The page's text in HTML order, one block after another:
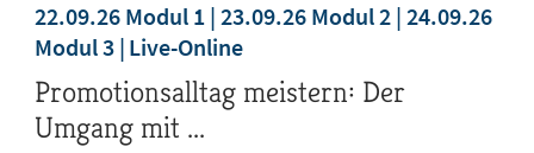
22.09.26 Modul 1 | 23.09.26 Modul 2 | 24.09.26
Modul 3 Live-Online
Promotionsalltag meistern: Der
Umgang mit ...